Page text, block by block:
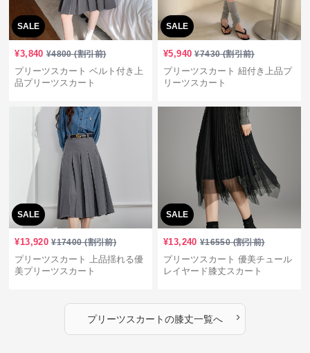
SALE
¥3,840 ¥4800(割引前)
プリーツスカート ベルト付き上
品プリーツスカート
SALE
¥5,940 ¥7430(割引前)
プリーツスカート 紐付き上品プ
リーツスカート
SALE
¥13,920 ¥17400(割引前)
プリーツスカート 上品揺れる優
美プリーツスカート
SALE
¥13,240 ¥16550(割引前)
プリーツスカート 優美チュール
レイヤード膝丈スカート
プリーツスカートの膝丈一覧へ ›